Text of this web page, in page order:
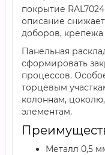
покрытие
описание
доборов,
Панельная
сформировать
процессов.
торцевым
колоннам,
элементам.
Металл 0,5